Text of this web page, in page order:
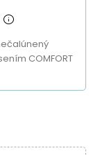
COMFORT